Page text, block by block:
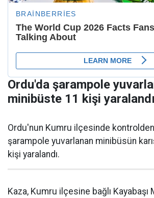
Ordu'da şarampole
minibüste 11 kişi yaralandı
Ordu'nun Kumru ilçesinde
şarampole yuvarlanan minibüsün
kişi yaralandı.
Kaza, Kumru ilçesine bağlı Kayabaşı